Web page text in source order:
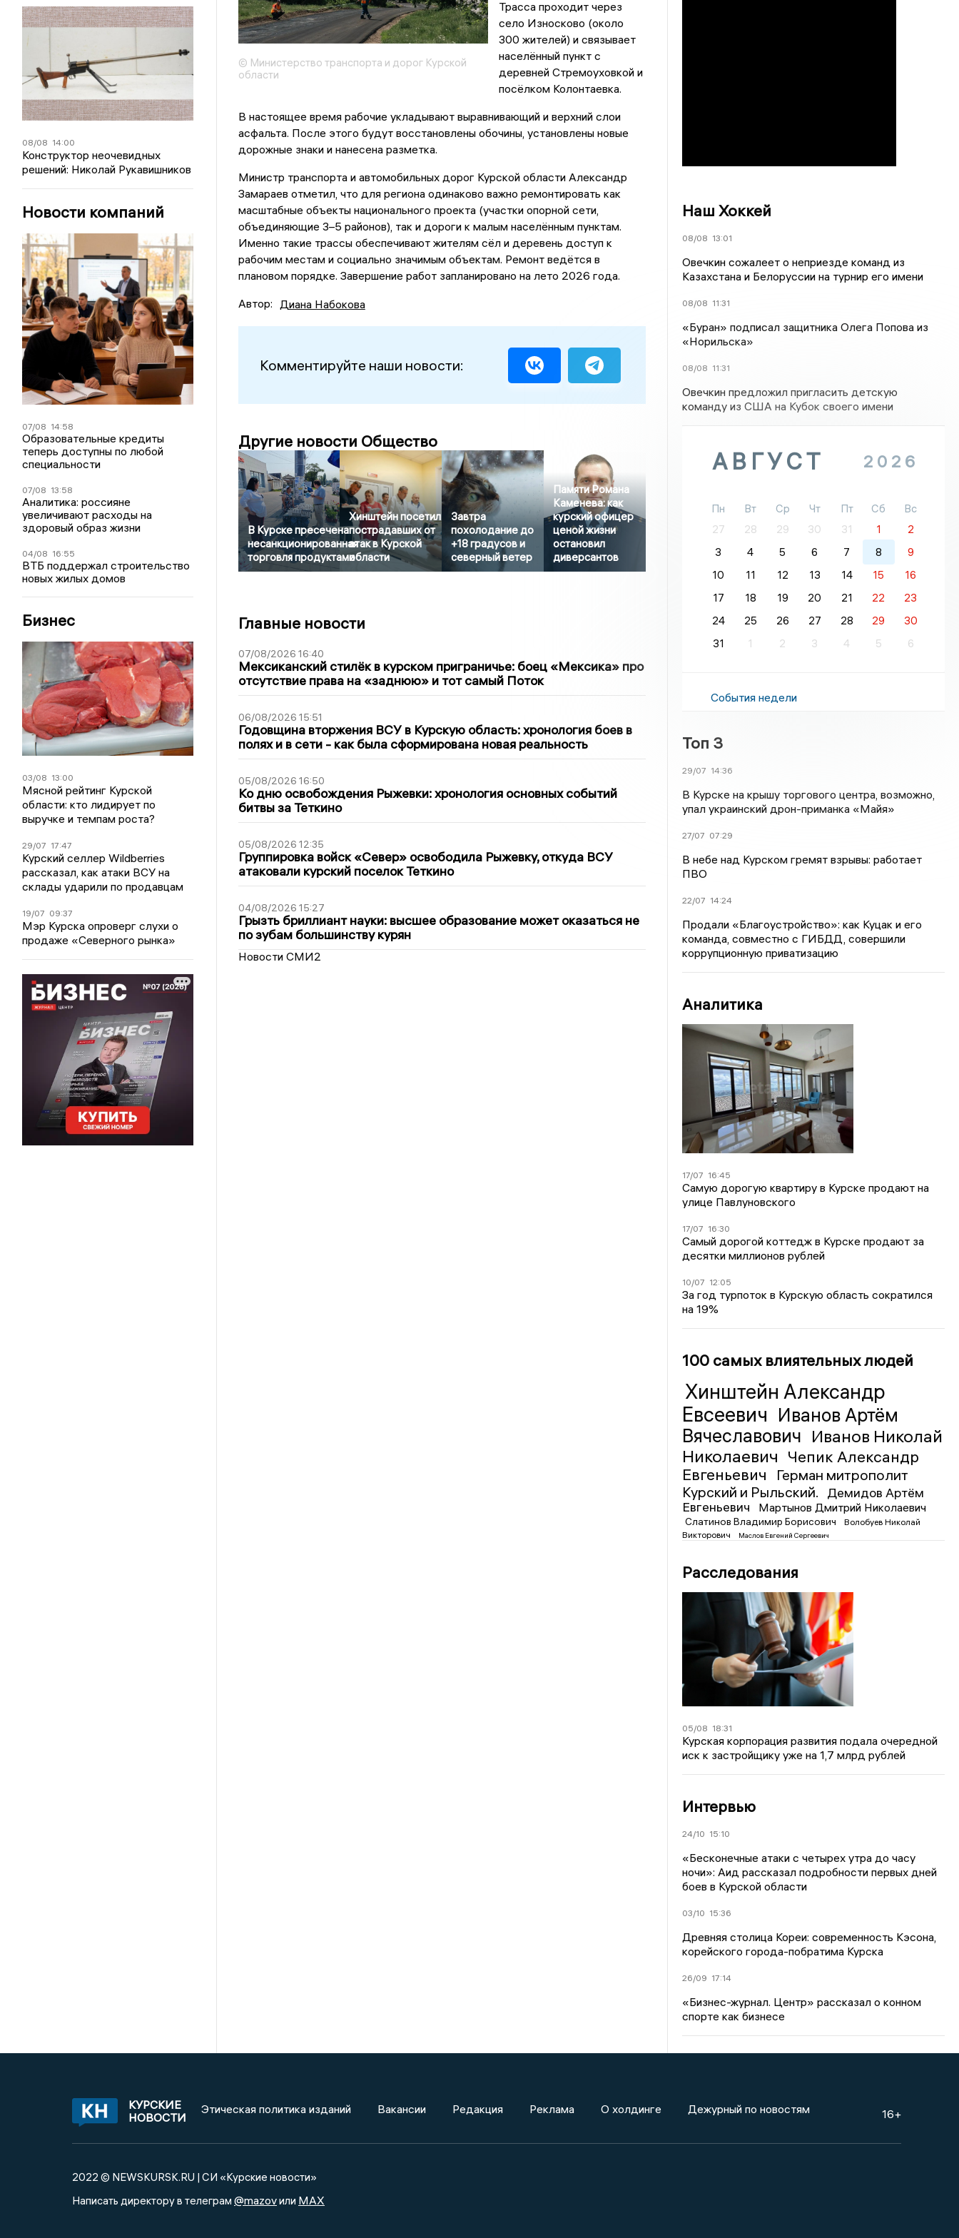
08/08 14:00
Конструктор неочевидных
решений: Николай Рукавишников
Новости компаний
07/08 14:58
Образовательные кредиты
теперь доступны по любой
специальности
07/08 13:58
Аналитика: россияне
увеличивают расходы на
здоровый образ жизни
04/08 16:55
ВТБ поддержал строительство
новых жилых домов
Бизнес
03/08 13:00
Мясной рейтинг Курской
области: кто лидирует по
выручке и темпам роста?
29/07 17:47
Курский селлер Wildberries
рассказал, как атаки ВСУ на
склады ударили по продавцам
19/07 09:37
Мэр Курска опроверг слухи о
продаже «Северного рынка»
© Министерство транспорта и дорог Курской
области
Трасса проходит через
село Износково (около
300 жителей) и связывает
населённый пункт с
деревней Стремоуховкой и
посёлком Колонтаевка.
В настоящее время рабочие укладывают выравнивающий и верхний слои
асфальта. После этого будут восстановлены обочины, установлены новые
дорожные знаки и нанесена разметка.
Министр транспорта и автомобильных дорог Курской области Александр
Замараев отметил, что для региона одинаково важно ремонтировать как
масштабные объекты национального проекта (участки опорной сети,
объединяющие 3–5 районов), так и дороги к малым населённым пунктам.
Именно такие трассы обеспечивают жителям сёл и деревень доступ к
рабочим местам и социально значимым объектам. Ремонт ведётся в
плановом порядке. Завершение работ запланировано на лето 2026 года.
Автор: Диана Набокова
Комментируйте наши новости:
Другие новости Общество
В Курске пресечена
несанкционированная
торговля продуктами
Хинштейн посетил
пострадавших от
атак в Курской
области
Завтра
похолодание до
+18 градусов и
северный ветер
Памяти Романа
Каменева: как
курский офицер
ценой жизни
остановил
диверсантов
Главные новости
07/08/2026 16:40
Мексиканский стилёк в курском приграничье: боец «Мексика» про
отсутствие права на «заднюю» и тот самый Поток
06/08/2026 15:51
Годовщина вторжения ВСУ в Курскую область: хронология боев в
полях и в сети - как была сформирована новая реальность
05/08/2026 16:50
Ко дню освобождения Рыжевки: хронология основных событий
битвы за Теткино
05/08/2026 12:35
Группировка войск «Север» освободила Рыжевку, откуда ВСУ
атаковали курский поселок Теткино
04/08/2026 15:27
Грызть бриллиант науки: высшее образование может оказаться не
по зубам большинству курян
Новости СМИ2
Наш Хоккей
08/08 13:01
Овечкин сожалеет о неприезде команд из
Казахстана и Белоруссии на турнир его имени
08/08 11:31
«Буран» подписал защитника Олега Попова из
«Норильска»
08/08 11:31
Овечкин предложил пригласить детскую
команду из США на Кубок своего имени
АВГУСТ 2026
Пн Вт Ср Чт Пт Сб
Вс
27
28 29 30 31 1
2
3
4 5 6 7 8
9
10
11 12 13 14 15
16
17
18 19 20 21 22
23
24
25 26 27 28 29
30
31
1 2 3 4 5 6
События недели
Топ 3
29/07 14:36
В Курске на крышу торгового центра, возможно,
упал украинский дрон-приманка «Майя»
27/07 07:29
В небе над Курском гремят взрывы: работает
ПВО
22/07 14:24
Продали «Благоустройство»: как Куцак и его
команда, совместно с ГИБДД, совершили
коррупционную приватизацию
Аналитика
17/07 16:45
Самую дорогую квартиру в Курске продают на
улице Павлуновского
17/07 16:30
Самый дорогой коттедж в Курске продают за
десятки миллионов рублей
10/07 12:05
За год турпоток в Курскую область сократился
на 19%
100 самых влиятельных людей
Хинштейн Александр
Евсеевич Иванов Артём
Вячеславович Иванов Николай
Николаевич Чепик Александр
Евгеньевич
Герман митрополит
Курский и Рыльский.
Демидов Артём
Евгеньевич
Мартынов Дмитрий Николаевич
Слатинов Владимир Борисович
Волобуев Николай
Викторович
Маслов Евгений Сергеевич
Расследования
05/08 18:31
Курская корпорация развития подала очередной
иск к застройщику уже на 1,7 млрд рублей
Интервью
24/10 15:10
«Бесконечные атаки с четырех утра до часу
ночи»: Аид рассказал подробности первых дней
боев в Курской области
03/10 15:36
Древняя столица Кореи: современность Кэсона,
корейского города-побратима Курска
26/09 17:14
«Бизнес-журнал. Центр» рассказал о конном
спорте как бизнесе
КУРСКИЕ
НОВОСТИ
Этическая политика изданий Вакансии Редакция Реклама О холдинге Дежурный по новостям 16+
2022 © NEWSKURSK.RU | СИ «Курские новости»
Написать директору в телеграм @mazovили MAX